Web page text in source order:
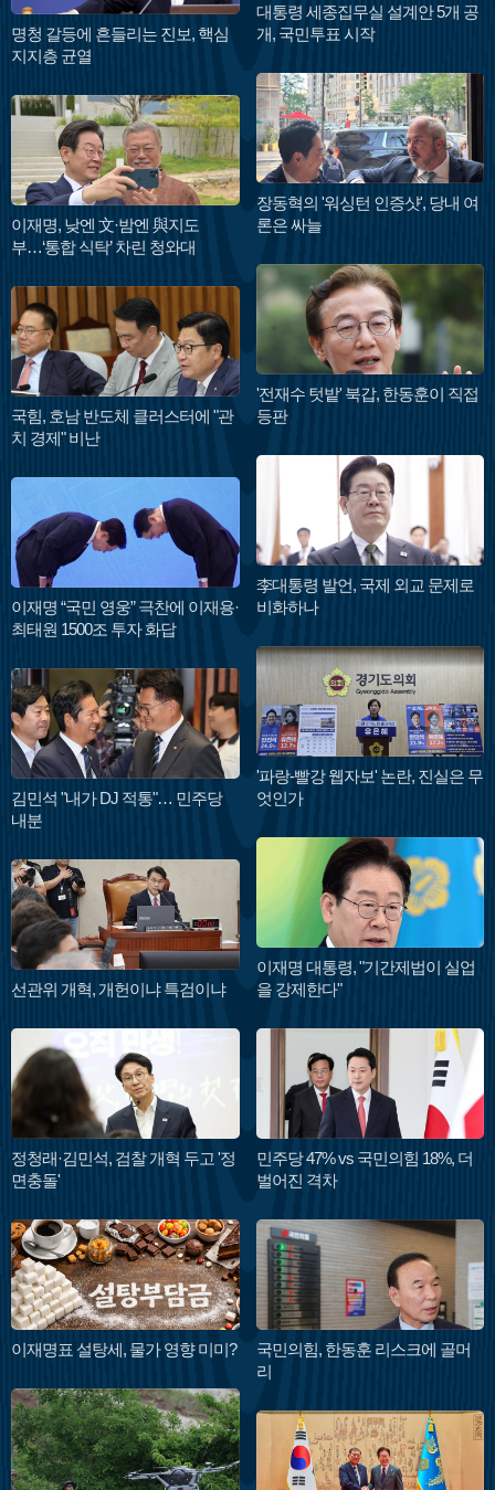
명청 갈등에 흔들리는 진보, 핵심
지지층 균열
이재명, 낮엔 文·밤엔 與지도
부…‘통합 식탁’ 차린 청와대
국힘, 호남 반도체 클러스터에 "관
치 경제" 비난
이재명 “국민 영웅” 극찬에 이재용·
최태원 1500조 투자 화답
김민석 "내가 DJ 적통"… 민주당
내분
선관위 개혁, 개헌이냐 특검이냐
정청래·김민석, 검찰 개혁 두고 '정
면충돌'
이재명표 설탕세, 물가 영향 미미?
대통령 세종집무실 설계안 5개 공
개, 국민투표 시작
장동혁의 '워싱턴 인증샷', 당내 여
론은 싸늘
'전재수 텃밭' 북갑, 한동훈이 직접
등판
李대통령 발언, 국제 외교 문제로
비화하나
'파랑-빨강 웹자보' 논란, 진실은 무
엇인가
이재명 대통령, "기간제법이 실업
을 강제한다"
민주당 47% vs 국민의힘 18%, 더
벌어진 격차
국민의힘, 한동훈 리스크에 골머
리